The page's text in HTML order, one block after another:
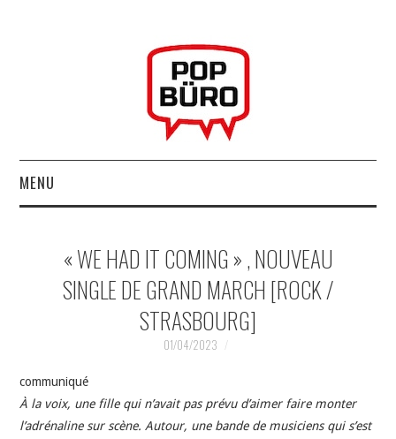
MENU
MUSIQUESACTUELLES.NET
GABBA GABBA HEY !
INDÉPENDANTS
« WE HAD IT COMING » , NOUVEAU
SINGLE DE GRAND MARCH [ROCK /
STRASBOURG]
01/04/2023
communiqué
À la voix, une fille qui n’avait pas prévu d’aimer faire monter
l’adrénaline sur scène. Autour, une bande de musiciens qui s’est